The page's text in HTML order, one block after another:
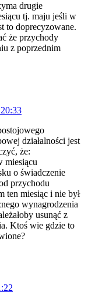
drugie
tj. maju jeśli w
to doprecyzowane.
że przychody
z poprzednim
działalności jest
że:
miesiącu
o świadczenie
przychodu
ten miesiąc i nie był
wynagrodzenia
usunąć z
Ktoś wie gdzie to